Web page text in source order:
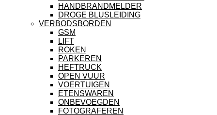
HANDBRANDMELDER
DROGE BLUSLEIDING
VERBODSBORDEN
GSM
LIFT
ROKEN
PARKEREN
HEFTRUCK
OPEN VUUR
VOERTUIGEN
ETENSWAREN
ONBEVOEGDEN
FOTOGRAFEREN